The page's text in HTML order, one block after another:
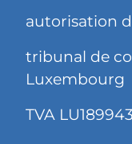
autorisation
tribunal de
Luxembourg
TVA